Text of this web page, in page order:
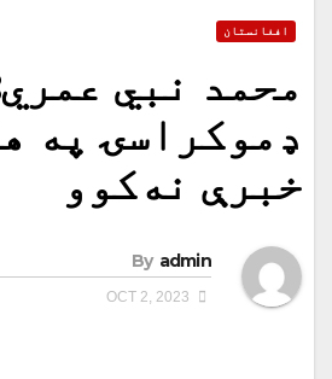
افغانستان
محمد نبي
ډموکراسۍ په
خبرې نه‌کوو
By admin